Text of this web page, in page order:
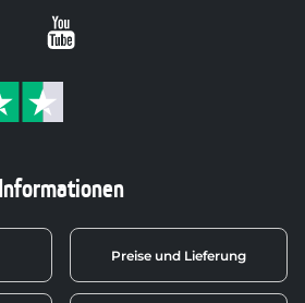
Informationen
Preise und Lieferung
Youtube